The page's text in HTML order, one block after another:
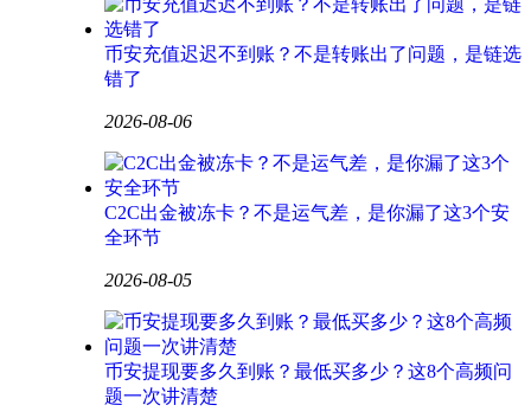
币安充值迟迟不到账？不是转账出了问题，是链选
错了
2026-08-06
C2C出金被冻卡？不是运气差，是你漏了这3个安
全环节
2026-08-05
币安提现要多久到账？最低买多少？这8个高频问
题一次讲清楚